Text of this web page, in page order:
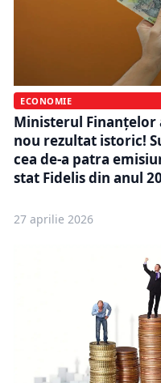
ECONOMIE
Ministerul Finanțelor
nou rezultat istoric!
cea de-a patra
stat Fidelis din anul
27 aprilie 2026